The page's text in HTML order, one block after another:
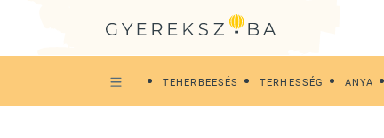
TEHERBEESÉS TERHESSÉG ANYA